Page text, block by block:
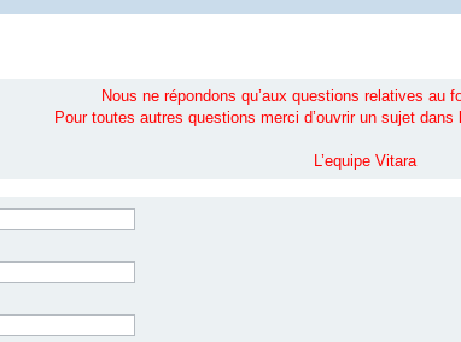
Nous ne répondons qu’aux questions relatives au
Pour toutes autres questions merci d’ouvrir un sujet dans
L’equipe Vitara